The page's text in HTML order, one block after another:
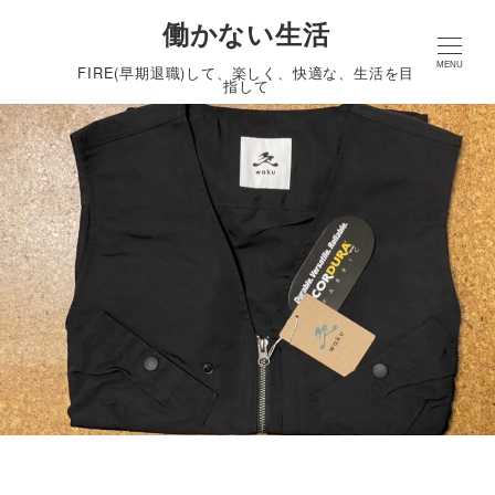
働かない生活
FIRE(早期退職)して、楽しく、快適な、生活を目
指して
MENU